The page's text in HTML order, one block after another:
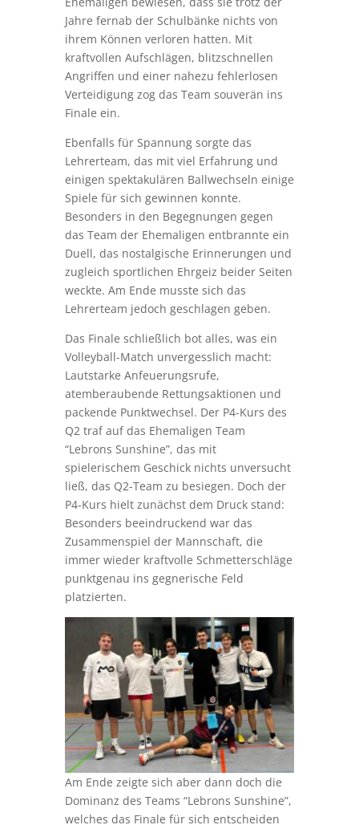
Jahre fernab der Schulbänke nichts von
ihrem Können verloren hatten. Mit
kraftvollen Aufschlägen, blitzschnellen
Angriffen und einer nahezu fehlerlosen
Verteidigung zog das Team souverän ins
Finale ein.
Ebenfalls für Spannung sorgte das
Lehrerteam, das mit viel Erfahrung und
einigen spektakulären Ballwechseln einige
Spiele für sich gewinnen konnte.
Besonders in den Begegnungen gegen
das Team der Ehemaligen entbrannte ein
Duell, das nostalgische Erinnerungen und
zugleich sportlichen Ehrgeiz beider Seiten
weckte. Am Ende musste sich das
Lehrerteam jedoch geschlagen geben.
Das Finale schließlich bot alles, was ein
Volleyball-Match unvergesslich macht:
Lautstarke Anfeuerungsrufe,
atemberaubende Rettungsaktionen und
packende Punktwechsel. Der P4-Kurs des
Q2 traf auf das Ehemaligen Team
“Lebrons Sunshine”, das mit
spielerischem Geschick nichts unversucht
ließ, das Q2-Team zu besiegen. Doch der
P4-Kurs hielt zunächst dem Druck stand:
Besonders beeindruckend war das
Zusammenspiel der Mannschaft, die
immer wieder kraftvolle Schmetterschläge
punktgenau ins gegnerische Feld
platzierten.
Am Ende zeigte sich aber dann doch die
Dominanz des Teams “Lebrons Sunshine”,
welches das Finale für sich entscheiden